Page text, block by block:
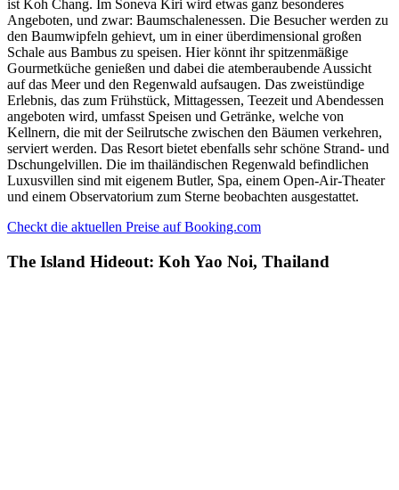
ist Koh Chang. Im Soneva Kiri wird etwas ganz besonderes
Angeboten, und zwar: Baumschalenessen. Die Besucher werden zu
den Baumwipfeln gehievt, um in einer überdimensional großen
Schale aus Bambus zu speisen. Hier könnt ihr spitzenmäßige
Gourmetküche genießen und dabei die atemberaubende Aussicht
auf das Meer und den Regenwald aufsaugen. Das zweistündige
Erlebnis, das zum Frühstück, Mittagessen, Teezeit und Abendessen
angeboten wird, umfasst Speisen und Getränke, welche von
Kellnern, die mit der Seilrutsche zwischen den Bäumen verkehren,
serviert werden. Das Resort bietet ebenfalls sehr schöne Strand- und
Dschungelvillen. Die im thailändischen Regenwald befindlichen
Luxusvillen sind mit eigenem Butler, Spa, einem Open-Air-Theater
und einem Observatorium zum Sterne beobachten ausgestattet.
Checkt die aktuellen Preise auf Booking.com
The Island Hideout: Koh Yao Noi, Thailand